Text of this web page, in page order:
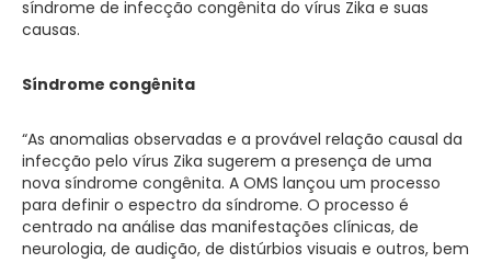
síndrome de infecção congênita do vírus Zika e suas
causas.
Síndrome congênita
“As anomalias observadas e a provável relação causal da
infecção pelo vírus Zika sugerem a presença de uma
nova síndrome congênita. A OMS lançou um processo
para definir o espectro da síndrome. O processo é
centrado na análise das manifestações clínicas, de
neurologia, de audição, de distúrbios visuais e outros, bem